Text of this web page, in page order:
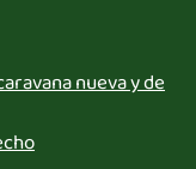
nueva y de